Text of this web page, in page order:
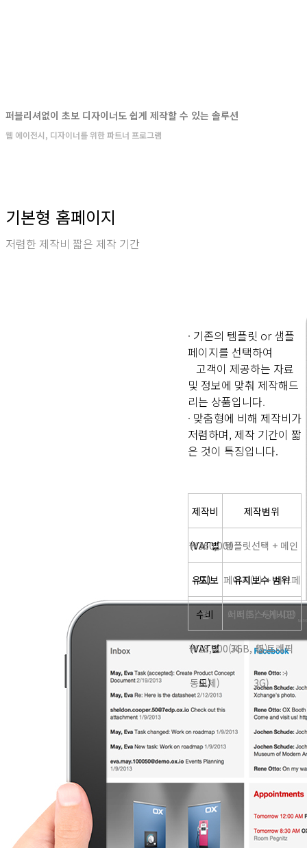
퍼블리셔없이 초보 디자이너도 쉽게 제작할 수 있는 솔루션
웹 에이전시, 디자이너를 위한 파트너 프로그램
기본형 홈페이지
저렴한 제작비 짧은 제작 기간
· 기존의 템플릿 or 샘플
페이지를 선택하여
고객이 제공하는 자료
및 정보에 맞춰 제작해드
리는 상품입니다.
· 맞춤형에 비해 제작비가
저렴하며, 제작 기간이 짧
은 것이 특징입니다.
제작비
(VAT별
도)
제작범위
￦360,000템플릿선택 + 메인
페이지(1) + 서브페
이지(5) + 게시판
(5)
유지보
수비
(VAT별
도)
유지보수 범위
월
￦18,000(자
동이체)
서버호스팅(HDD
3GB, 월 트래픽
3G)